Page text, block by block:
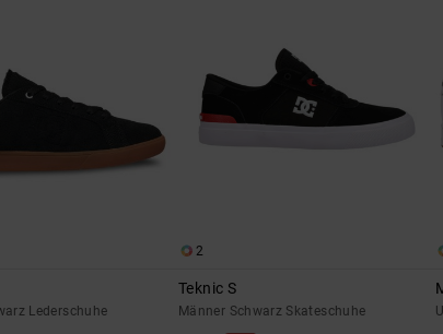
Lederschuhe
2
Teknic S
Männer Schwarz Skateschuhe